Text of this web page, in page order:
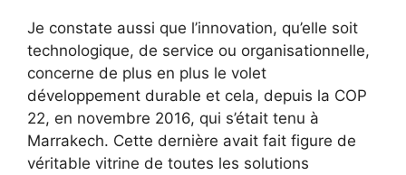
Je constate aussi que l’innovation, qu’elle soit
technologique, de service ou organisationnelle,
concerne de plus en plus le volet
développement durable et cela, depuis la COP
22, en novembre 2016, qui s’était tenu à
Marrakech. Cette dernière avait fait figure de
véritable vitrine de toutes les solutions